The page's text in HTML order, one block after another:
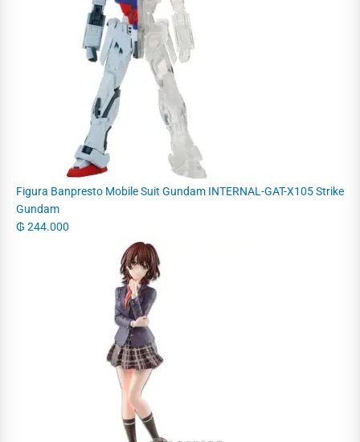
Figura Banpresto Mobile Suit Gundam INTERNAL-GAT-X105 Strike
Gundam
₲ 244.000